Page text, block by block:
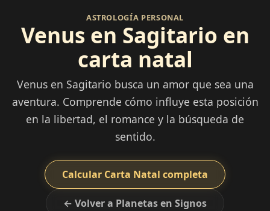
ASTROLOGÍA PERSONAL
Venus en Sagitario en
carta natal
Venus en Sagitario busca un amor que sea una
aventura. Comprende cómo influye esta posición
en la libertad, el romance y la búsqueda de
sentido.
Calcular Carta Natal completa
← Volver a Planetas en Signos